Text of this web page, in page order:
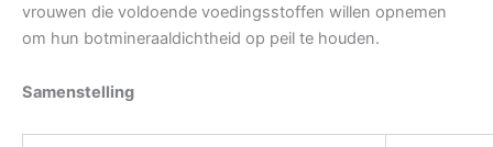
vrouwen die voldoende voedingsstoffen willen opnemen
om hun botmineraaldichtheid op peil te houden.
Samenstelling